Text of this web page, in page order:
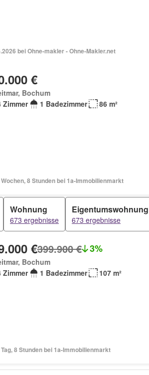
bei Ohne-makler - Ohne-Makler.net
€
Bochum
Zimmer
1 Badezimmer 86 m²
Wochen, 8 Stunden bei 1a-Immobilienmarkt
Wohnung
673 ergebnisse
Eigentumswohnung
673 ergebnisse
€399.900 € 3%
Bochum
Zimmer
1 Badezimmer 107 m²
8 Stunden bei 1a-Immobilienmarkt